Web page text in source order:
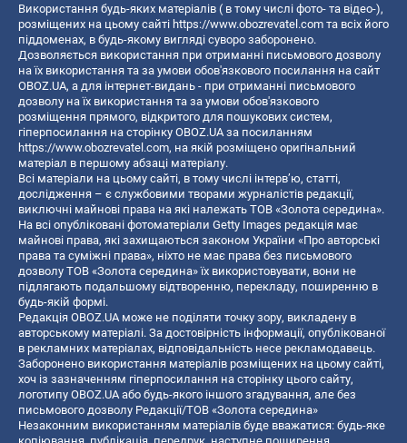
Використання будь-яких матеріалів ( в тому числі фото- та відео-),
розміщених на цьому сайті https://www.obozrevatel.com та всіх його
піддоменах, в будь-якому вигляді суворо заборонено.
Дозволяється використання при отриманні письмового дозволу
на їх використання та за умови обов'язкового посилання на сайт
OBOZ.UA, а для інтернет-видань - при отриманні письмового
дозволу на їх використання та за умови обов'язкового
розміщення прямого, відкритого для пошукових систем,
гіперпосилання на сторінку OBOZ.UA за посиланням
https://www.obozrevatel.com, на якій розміщено оригінальний
матеріал в першому абзаці матеріалу.
Всі матеріали на цьому сайті, в тому числі інтерв’ю, статті,
дослідження – є службовими творами журналістів редакції,
виключні майнові права на які належать ТОВ «Золота середина».
На всі опубліковані фотоматеріали Getty Images редакція має
майнові права, які захищаються законом України «Про авторські
права та суміжні права», ніхто не має права без письмового
дозволу ТОВ «Золота середина» їх використовувати, вони не
підлягають подальшому відтворенню, перекладу, поширенню в
будь-якій формі.
Редакція OBOZ.UA може не поділяти точку зору, викладену в
авторському матеріалі. За достовірність інформації, опублікованої
в рекламних матеріалах, відповідальність несе рекламодавець.
Заборонено використання матеріалів розміщених на цьому сайті,
хоч із зазначенням гіперпосилання на сторінку цього сайту,
логотипу OBOZ.UA або будь-якого іншого згадування, але без
письмового дозволу Редакції/ТОВ «Золота середина»
Незаконним використанням матеріалів буде вважатися: будь-яке